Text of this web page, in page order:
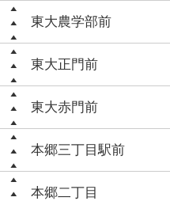
東大農学部前
東大正門前
東大赤門前
本郷三丁目駅前
本郷二丁目